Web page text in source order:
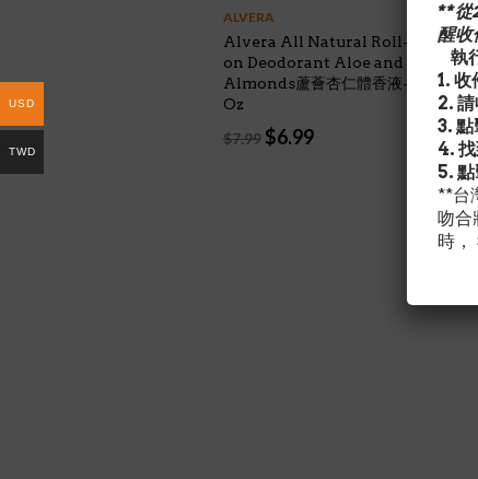
ALVERA
Alvera All Natural Roll-
on Deodorant Aloe and
Almonds蘆薈杏仁體香液- 3
Oz
$7.99 Original
$6.99Current
**從
醒收
執
1.
2.
3. 點
4.
5.
**台
吻合
時，
USD
TWD